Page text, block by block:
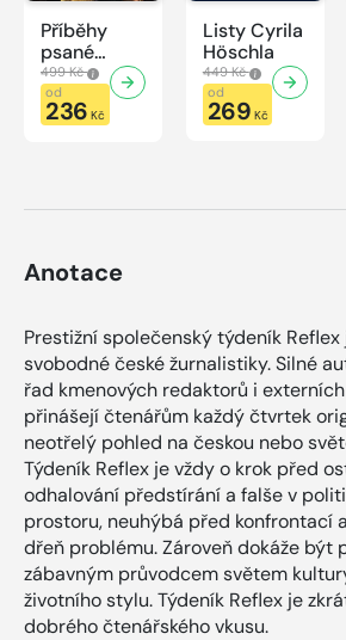
Příběhy
psané
modrou
krví
499 Kč
od
236 Kč
Listy Cyrila
Höschla
449 Kč
od
269 Kč
Anotace
Prestižní společenský týdeník
svobodné české žurnalistiky. Silné
řad kmenových redaktorů i
přinášejí čtenářům každý čtvrtek
neotřelý pohled na českou nebo
Týdeník Reflex je vždy o krok před
odhalování předstírání a falše v
prostoru, neuhýbá před konfrontací
dřeň problému. Zároveň dokáže být
zábavným průvodcem světem
životního stylu. Týdeník Reflex je
dobrého čtenářského vkusu.